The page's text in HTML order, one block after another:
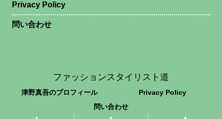
Privacy Policy
問い合わせ
ファッションスタイリスト道
津野真吾のプロフィール
Privacy Policy
問い合わせ